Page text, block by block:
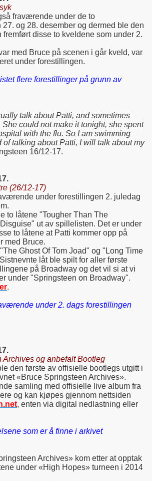
fraværende under de to
og 28. desember og dermed ble den
disse to kveldene som under 2.
med Bruce på scenen i går kveld, var
under forestillingen.
flere forestillinger på grunn av
talk about Patti, and sometimes
could not make it tonight, she spent
with the flu. So I am swimming
of talking about Patti, I will talk about my
16/12-17.
(26/12-17)
under forestillingen 2. juledag
to låtene "Tougher Than The
ut av spillelisten. Det er under
to låtene at Patti kommer opp på
med Bruce.
Ghost Of Tom Joad" og "Long Time
låt ble spilt for aller første
på Broadway og det vil si at vi
under "Springsteen on Broadway".
.
under 2. dags forestillingen
Archives og anbefalt Bootleg
den første av offisielle bootlegs utgitt i
«Bruce Springsteen Archives».
samling med offisielle live album fra
og kan kjøpes gjennom nettsiden
, enten via digital nedlastning eller
som er å finne i arkivet
Archives» kom etter at opptak
under «High Hopes» turneen i 2014